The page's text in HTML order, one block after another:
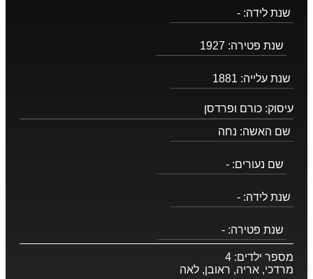
שנת לידה: -
שנת פטירה: 1927
שנת עלייה: 1881
עיסוק: כורם ופרדסן
שם האשה: נחה
שם נעורים: -
שנת לידה: -
שנת פטירה: -
מספר ילדים: 4
מרדכי, אריה, ראובן, לאה